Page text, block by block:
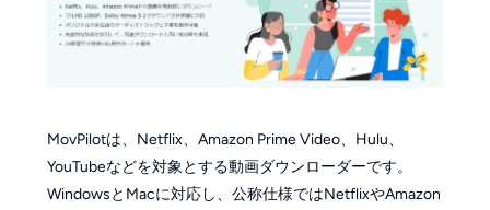
MovPilotは、Netflix、Amazon Prime Video、Hulu、
YouTubeなどを対象とする動画ダウンローダーです。
WindowsとMacに対応し、公称仕様ではNetflixやAmazon